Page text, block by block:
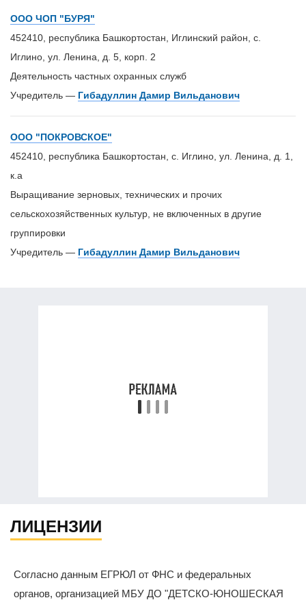
ООО ЧОП "БУРЯ"
452410, республика Башкортостан, Иглинский район, с.
Иглино, ул. Ленина, д. 5, корп. 2
Деятельность частных охранных служб
Учредитель — Гибадуллин Дамир Вильданович
ООО "ПОКРОВСКОЕ"
452410, республика Башкортостан, с. Иглино, ул. Ленина, д. 1,
к.а
Выращивание зерновых, технических и прочих
сельскохозяйственных культур, не включенных в другие
группировки
Учредитель — Гибадуллин Дамир Вильданович
ЛИЦЕНЗИИ
Согласно данным ЕГРЮЛ от ФНС и федеральных
органов, организацией МБУ ДО "ДЕТСКО-ЮНОШЕСКАЯ